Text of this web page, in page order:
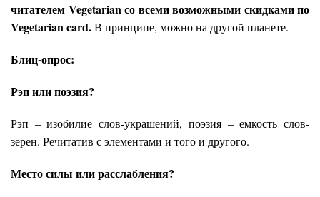
читателем Vegetarian со всеми возможными скидками по
Vegetarian card.В принципе, можно на другой планете.
Блиц-опрос:
Рэп или поэзия?
Рэп – изобилие слов-украшений, поэзия – емкость слов-
зерен. Речитатив с элементами и того и другого.
Место силы или расслабления?